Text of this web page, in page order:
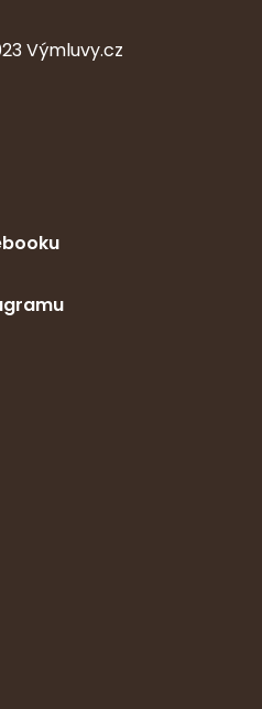
Výmluvy.cz